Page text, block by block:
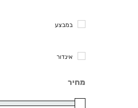
במבצע
אינדור
מחיר